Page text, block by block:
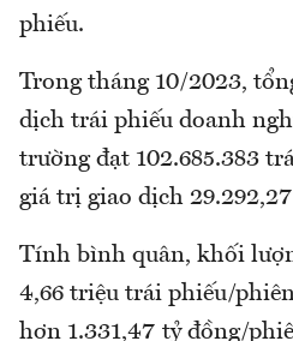
phiếu.
Trong tháng 10/2023,
dịch trái phiếu doanh
trường đạt 102.685.383
giá trị giao dịch
Tính bình quân, khối
4,66 triệu trái phiếu/
hơn 1.331,47 tỷ đồng/